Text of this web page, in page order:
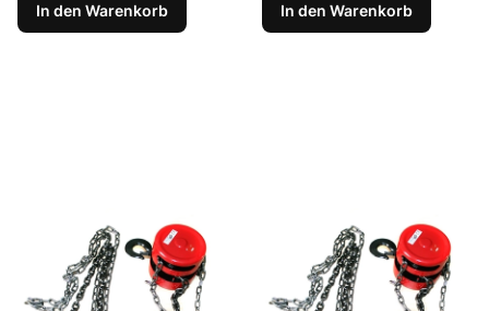
In den Warenkorb In den Warenkorb